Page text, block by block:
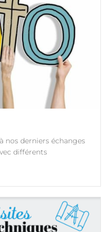
derniers échanges
différents